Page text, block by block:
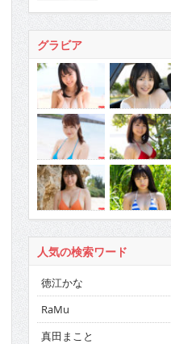
グラビア
人気の検索ワード
徳江かな
RaMu
真田まこと